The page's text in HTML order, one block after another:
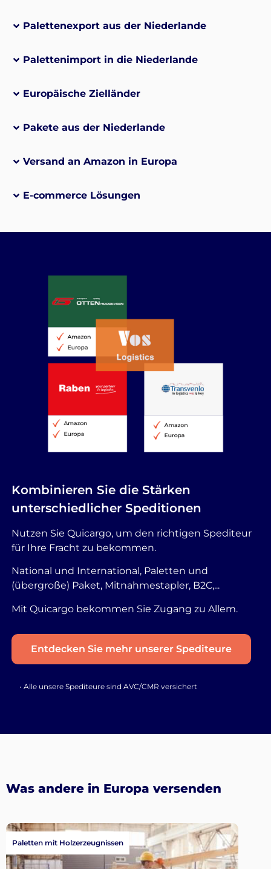
Palettenexport aus der Niederlande
Palettenimport in die Niederlande
Europäische Zielländer
Pakete aus der Niederlande
Versand an Amazon in Europa
E-commerce Lösungen
Kombinieren Sie die Stärken
unterschiedlicher Speditionen
Nutzen Sie Quicargo, um den richtigen Spediteur
für Ihre Fracht zu bekommen.
National und International, Paletten und
(übergroße) Paket, Mitnahmestapler, B2C,...
Mit Quicargo bekommen Sie Zugang zu Allem.
Entdecken Sie mehr unserer Spediteure
• Alle unsere Spediteure sind AVC/CMR versichert
Was andere in Europa versenden
Paletten mit Holzerzeugnissen